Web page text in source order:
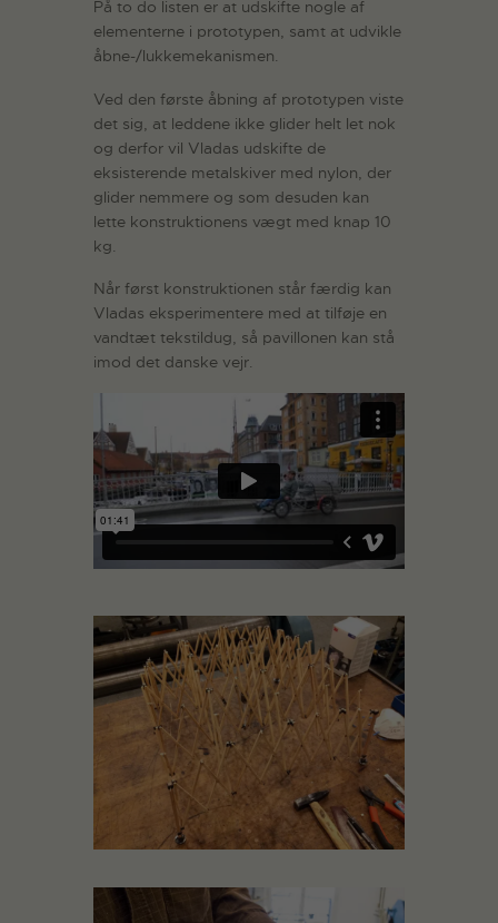
På to do listen er at udskifte nogle af
elementerne i prototypen, samt at udvikle
åbne-/lukkemekanismen.
Ved den første åbning af prototypen viste
det sig, at leddene ikke glider helt let nok
og derfor vil Vladas udskifte de
eksisterende metalskiver med nylon, der
glider nemmere og som desuden kan
lette konstruktionens vægt med knap 10
kg.
Når først konstruktionen står færdig kan
Vladas eksperimentere med at tilføje en
vandtæt tekstildug, så pavillonen kan stå
imod det danske vejr.